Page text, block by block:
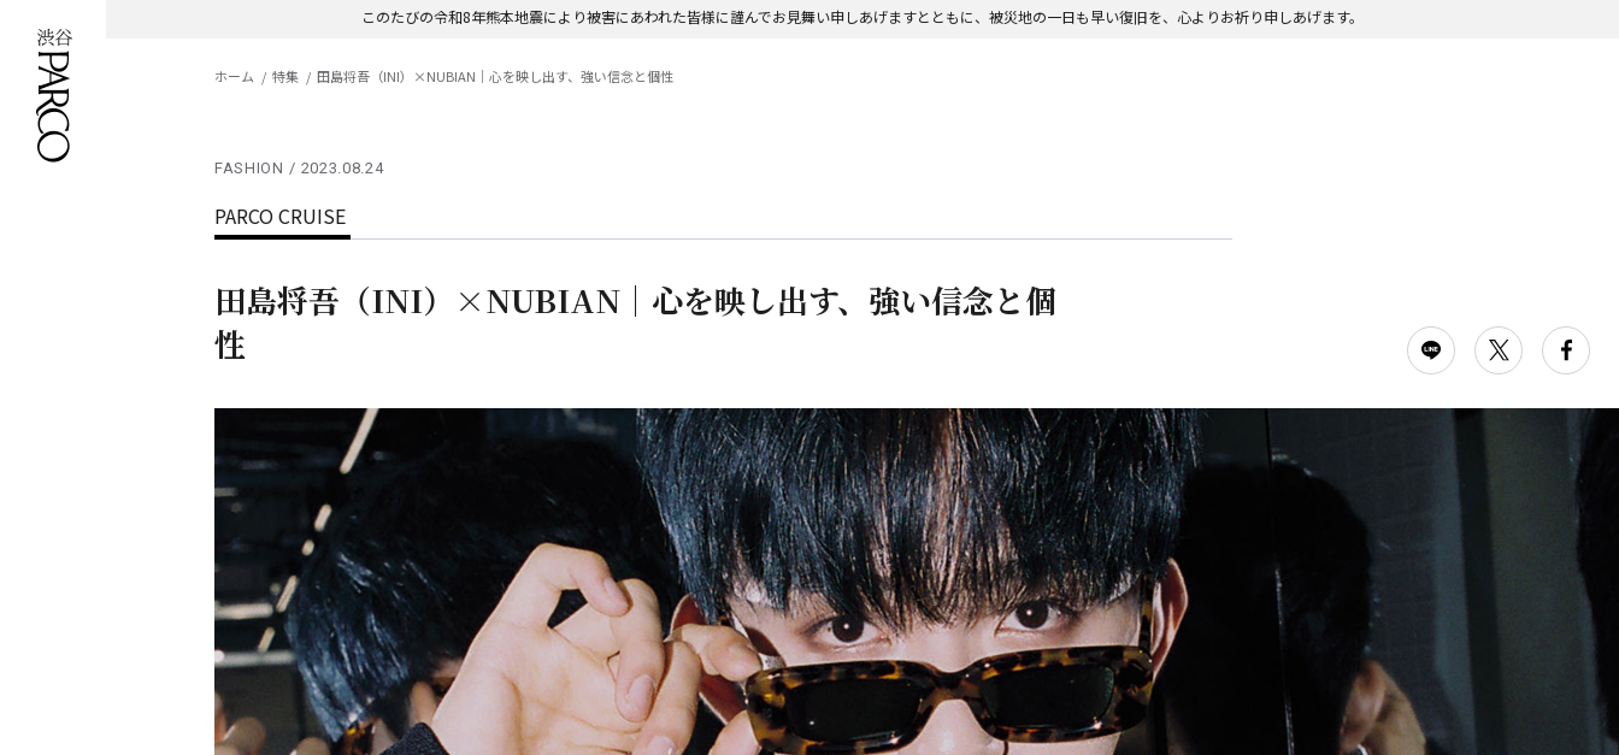
このたびの令和8年熊本地震により被害にあわれた皆様に謹んでお見舞い申しあげますとともに、被災地の一日も早い復旧を、心よりお祈り申しあげます。
ホーム 特集 田島将吾（INI）×NUBIAN｜心を映し出す、強い信念と個性
FASHION 2023.08.24
PARCO CRUISE
田島将吾（INI）×NUBIAN｜心を映し出す、強い信念と個
性